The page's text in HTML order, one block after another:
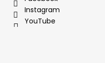
Instagram
YouTube